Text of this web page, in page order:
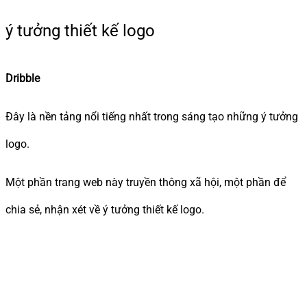
ý tưởng thiết kế logo
Dribble
Đây là nền tảng nổi tiếng nhất trong sáng tạo những ý tưởng
logo.
Một phần trang web này truyền thông xã hội, một phần để
chia sẻ, nhận xét về ý tưởng thiết kế logo.